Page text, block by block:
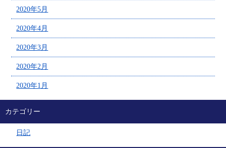
2020年5月
2020年4月
2020年3月
2020年2月
2020年1月
カテゴリー
日記